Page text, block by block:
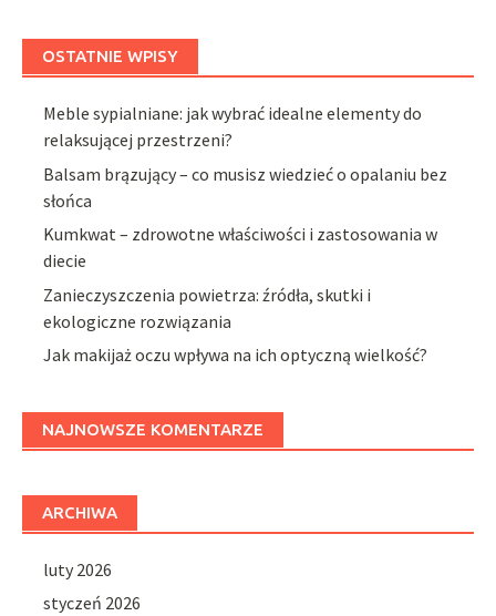
OSTATNIE WPISY
Meble sypialniane: jak wybrać idealne elementy do
relaksującej przestrzeni?
Balsam brązujący – co musisz wiedzieć o opalaniu bez
słońca
Kumkwat – zdrowotne właściwości i zastosowania w
diecie
Zanieczyszczenia powietrza: źródła, skutki i
ekologiczne rozwiązania
Jak makijaż oczu wpływa na ich optyczną wielkość?
NAJNOWSZE KOMENTARZE
ARCHIWA
luty 2026
styczeń 2026